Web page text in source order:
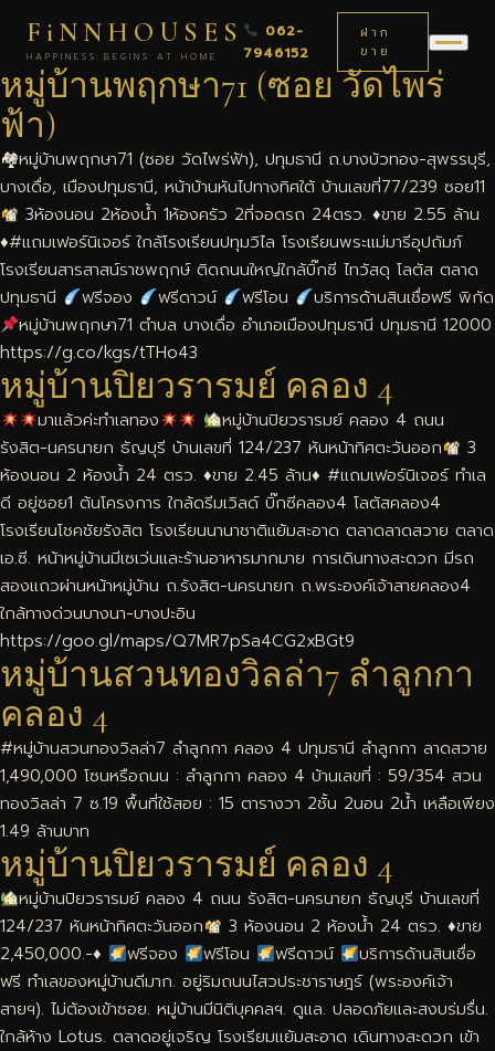
FiNNHOUSES
HAPPINESS BEGINS AT HOME
062-
7946152
ฝาก
ขาย
หมู่บ้านพฤกษา71 (ซอย วัดไพร่
ฟ้า)
🏘หมู่บ้านพฤกษา71 (ซอย วัดไพร่ฟ้า), ปทุมธานี ถ.บางบัวทอง-สุพรรบุรี,
บางเดื่อ, เมืองปทุมธานี, หน้าบ้านหันไปทางทิศใต้ บ้านเลขที่77/239 ซอย11
3ห้องนอน 2ห้องนํ้า 1ห้องครัว 2ที่จอดรถ 24ตรว.♦️ขาย 2.55 ล้าน
♦️#แถมเฟอร์นิเจอร์ ใกล้โรงเรียนปทุมวิไล โรงเรียนพระแม่มารีอุปถัมภ์
โรงเรียนสารสาสน์ราชพฤกษ์ ติดถนนใหญ่ใกล้บิ๊กซี ไทวัสดุ โลตัส ตลาด
ปทุมธานี
ฟรีจอง ฟรีดาวน์ ฟรีโอน
บริการด้านสินเชื่อฟรี พิกัด
หมู่บ้านพฤกษา71 ตำบล บางเดื่อ อำเภอเมืองปทุมธานี ปทุมธานี 12000
https://g.co/kgs/tTHo43
หมู่บ้านปิยวรารมย์ คลอง 4
มาแล้วค่ะทำเลทอง
หมู่บ้านปิยวรารมย์ คลอง 4 ถนน
รังสิต-นครนายก ธัญบุรี บ้านเลขที่ 124/237 หันหน้าทิศตะวันออก
3
ห้องนอน 2 ห้องนํ้า 24 ตรว. ♦️ขาย 2.45 ล้าน♦️ #แถมเฟอร์นิเจอร์ ทำเล
ดี อยู่ซอย1 ต้นโครงการ ใกล้ดรีมเวิลด์ บิ๊กซีคลอง4 โลตัสคลอง4
โรงเรียนโชคชัยรังสิต โรงเรียนนานาชาติแย้มสะอาด ตลาดลาดสวาย ตลาด
เอ.ซี. หน้าหมู่บ้านมีเซเว่นและร้านอาหารมากมาย การเดินทางสะดวก มีรถ
สองแถวผ่านหน้าหมู่บ้าน ถ.รังสิต-นครนายก ถ.พระองค์เจ้าสายคลอง4
ใกล้ทางด่วนบางนา-บางปะอิน
https://goo.gl/maps/Q7MR7pSa4CG2xBGt9
หมู่บ้านสวนทองวิลล่า7 ลำลูกกา
คลอง 4
#หมู่บ้านสวนทองวิลล่า7 ลำลูกกา คลอง 4 ปทุมธานี ลำลูกกา ลาดสวาย
1,490,000 โซนหรือถนน : ลำลูกกา คลอง 4 บ้านเลขที่ : 59/354 สวน
ทองวิลล่า 7 ซ.19 พื้นที่ใช้สอย : 15 ตารางวา 2ชั้น 2นอน 2น้ำ เหลือเพียง
1.49 ล้านบาท
หมู่บ้านปิยวรารมย์ คลอง 4
หมู่บ้าน​ปิยวรารมย์​ คลอง​ 4 ถนน​ รังสิต​-นครนายก​ ธัญบุรี​ บ้านเลขที่​
124/237 หันหน้า​ทิศ​ตะวันออก​
3 ห้อง​นอน 2​ ห้อง​นํ้า 24 ตรว.♦️​ขาย​
2,45​0,000.-♦️ ฟรี​จอง ฟรี​โอน ฟรี​ดาวน์
บริการ​ด้าน​สินเชื่อ​
ฟรี ทำเลของหมู่บ้านดีมาก. อยู่ริมถนนไสวประชาราษฎร์ (พระองค์เจ้า
สายฯ). ไม่ต้องเข้าซอย. หมู่บ้านมีนิติบุคคลฯ. ดูแล. ปลอดภัยและสงบร่มรื่น.
ใกล้ห้าง Lotus. ตลาดอยู่เจริญ โรงเรียมแย้มสะอาด เดินทางสะดวก เข้า